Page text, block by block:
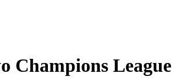
Champions League